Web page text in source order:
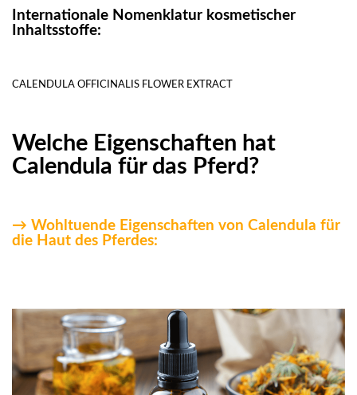
Internationale Nomenklatur kosmetischer
Inhaltsstoffe:
CALENDULA OFFICINALIS FLOWER EXTRACT
Welche Eigenschaften hat
Calendula für das Pferd?
→ Wohltuende Eigenschaften von Calendula für
die Haut des Pferdes: